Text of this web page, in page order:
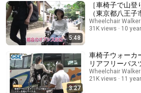
5:48
［車椅子で山
（東京都八王子
Wheelchair
31K views
10
3:27
車椅子ウォー
リアフリーバス
Wheelchair
21K views
11